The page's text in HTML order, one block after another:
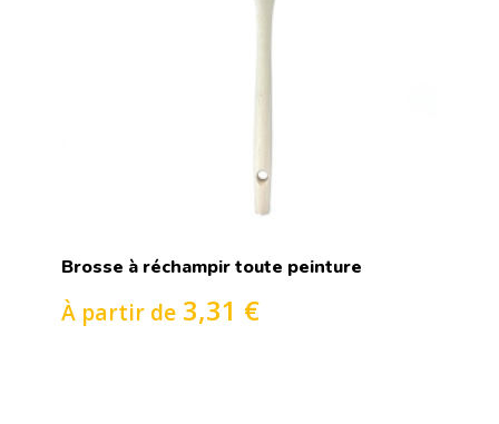
Brosse à réchampir toute peinture
À partir de3,31 €